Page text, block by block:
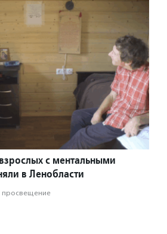
с ментальными
в Ленобласти
просвещение